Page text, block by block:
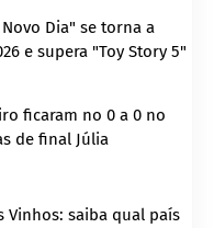
Dia" se torna a
e supera "Toy Story 5"
ficaram no 0 a 0 no
de final Júlia
Vinhos: saiba qual país